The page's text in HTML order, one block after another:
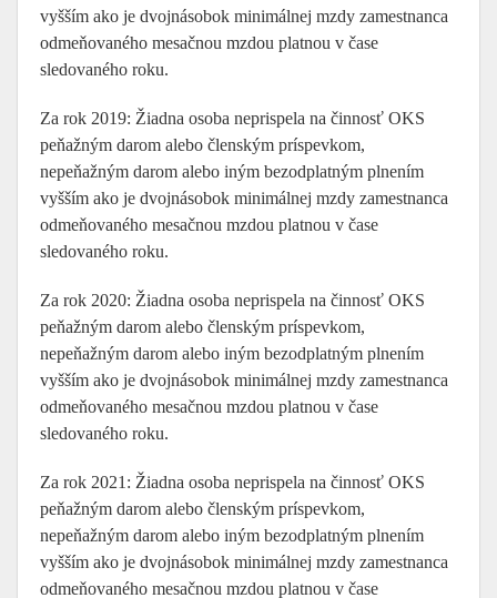
vyšším ako je dvojnásobok minimálnej mzdy zamestnanca
odmeňovaného mesačnou mzdou platnou v čase
sledovaného roku.
Za rok 2019: Žiadna osoba neprispela na činnosť OKS
peňažným darom alebo členským príspevkom,
nepeňažným darom alebo iným bezodplatným plnením
vyšším ako je dvojnásobok minimálnej mzdy zamestnanca
odmeňovaného mesačnou mzdou platnou v čase
sledovaného roku.
Za rok 2020: Žiadna osoba neprispela na činnosť OKS
peňažným darom alebo členským príspevkom,
nepeňažným darom alebo iným bezodplatným plnením
vyšším ako je dvojnásobok minimálnej mzdy zamestnanca
odmeňovaného mesačnou mzdou platnou v čase
sledovaného roku.
Za rok 2021: Žiadna osoba neprispela na činnosť OKS
peňažným darom alebo členským príspevkom,
nepeňažným darom alebo iným bezodplatným plnením
vyšším ako je dvojnásobok minimálnej mzdy zamestnanca
odmeňovaného mesačnou mzdou platnou v čase